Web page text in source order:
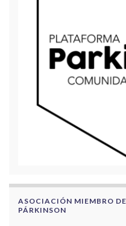
ASOCIACIÓN MIEMBRO
PÁRKINSON